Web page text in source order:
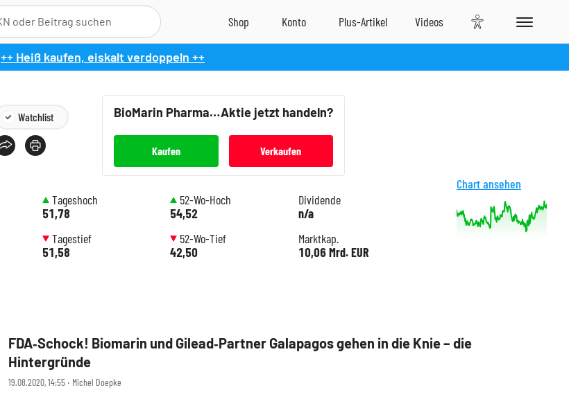
++ Heiß kaufen, eiskalt verdoppeln ++
Watchlist
Chart ansehen
BioMarin PharmaceuticalAktie jetzt handeln?
Kaufen Verkaufen
Tageshoch
51,78
Tagestief
51,58
52-Wo-Hoch
54,52
52-Wo-Tief
42,50
Dividende
n/a
Marktkap.
10,06 Mrd. EUR
19.08.2020, 14:55 ‧ Michel Doepke
FDA‑Schock! Biomarin und Gilead‑Partner Galapagos gehen in die Knie – die
Hintergründe